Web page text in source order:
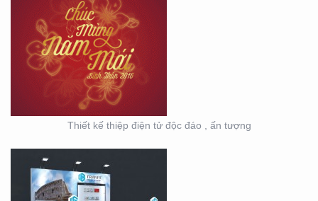
Thiết kế thiệp điện tử độc đáo , ấn tượng
HỘI NGHỊ KHOA HỌC
DA LIỄU MIỀN NAM 2020
(BOOTH TRANFA)